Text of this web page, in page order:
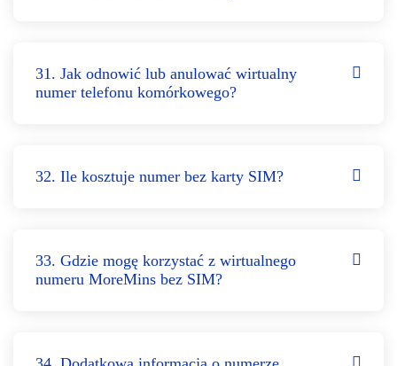
31. Jak odnowić lub anulować wirtualny
numer telefonu komórkowego?
32. Ile kosztuje numer bez karty SIM?
33. Gdzie mogę korzystać z wirtualnego
numeru MoreMins bez SIM?